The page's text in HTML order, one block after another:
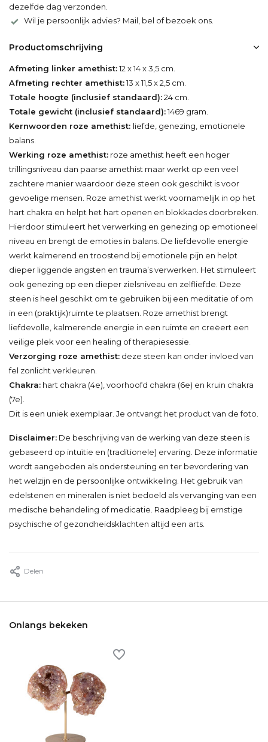
dezelfde dag verzonden.
Wil je persoonlijk advies? Mail, bel of bezoek ons.
Productomschrijving
Afmeting linker amethist:12 x 14 x 3,5 cm.
Afmeting rechter amethist:13 x 11,5 x 2,5 cm.
Totale hoogte (inclusief standaard):24 cm.
Totale gewicht (inclusief standaard):1469 gram.
Kernwoorden roze amethist: liefde, genezing, emotionele
balans.
Werking roze amethist: roze amethist heeft een hoger
trillingsniveau dan paarse amethist maar werkt op een veel
zachtere manier waardoor deze steen ook geschikt is voor
gevoelige mensen. Roze amethist werkt voornamelijk in op het
hart chakra en helpt het hart openen en blokkades doorbreken.
Hierdoor stimuleert het verwerking en genezing op emotioneel
niveau en brengt de emoties in balans. De liefdevolle energie
werkt kalmerend en troostend bij emotionele pijn en helpt
dieper liggende angsten en trauma’s verwerken. Het stimuleert
ook genezing op een dieper zielsniveau en zelfliefde. Deze
steen is heel geschikt om te gebruiken bij een meditatie of om
in een (praktijk)ruimte te plaatsen. Roze amethist brengt
liefdevolle, kalmerende energie in een ruimte en creëert een
veilige plek voor een healing of therapiesessie.
Verzorging roze amethist: deze steen kan onder invloed van
fel zonlicht verkleuren.
Chakra: hart chakra (4e), voorhoofd chakra (6e) en kruin chakra
(7e).
Dit is een uniek exemplaar. Je ontvangt het product van de foto.
Disclaimer: De beschrijving van de werking van deze steen is
gebaseerd op intuïtie en (traditionele) ervaring. Deze informatie
wordt aangeboden als ondersteuning en ter bevordering van
het welzijn en de persoonlijke ontwikkeling. Het gebruik van
edelstenen en mineralen is niet bedoeld als vervanging van een
medische behandeling of medicatie. Raadpleeg bij ernstige
psychische of gezondheidsklachten altijd een arts.
Delen
Onlangs bekeken